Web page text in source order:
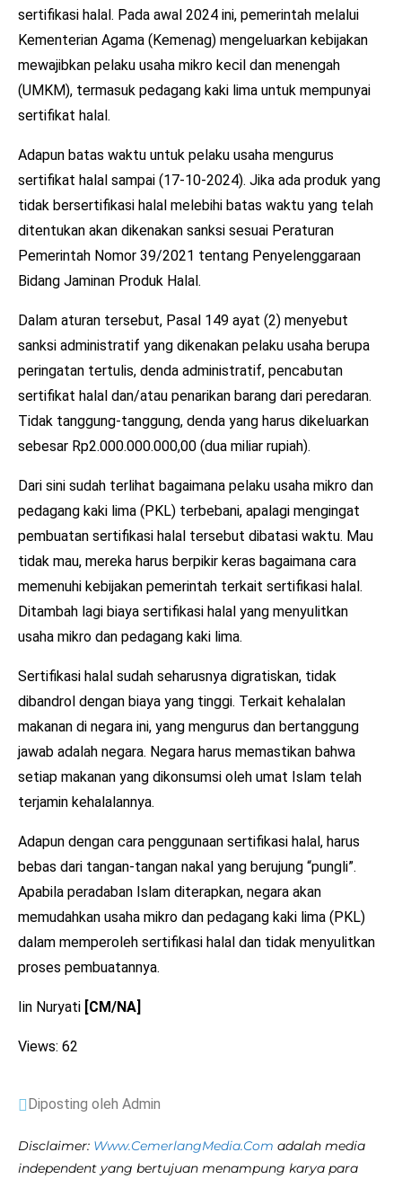
sertifikasi halal. Pada awal 2024 ini, pemerintah melalui
Kementerian Agama (Kemenag) mengeluarkan kebijakan
mewajibkan pelaku usaha mikro kecil dan menengah
(UMKM), termasuk pedagang kaki lima untuk mempunyai
sertifikat halal.
Adapun batas waktu untuk pelaku usaha mengurus
sertifikat halal sampai (17-10-2024). Jika ada produk yang
tidak bersertifikasi halal melebihi batas waktu yang telah
ditentukan akan dikenakan sanksi sesuai Peraturan
Pemerintah Nomor 39/2021 tentang Penyelenggaraan
Bidang Jaminan Produk Halal.
Dalam aturan tersebut, Pasal 149 ayat (2) menyebut
sanksi administratif yang dikenakan pelaku usaha berupa
peringatan tertulis, denda administratif, pencabutan
sertifikat halal dan/atau penarikan barang dari peredaran.
Tidak tanggung-tanggung, denda yang harus dikeluarkan
sebesar Rp2.000.000.000,00 (dua miliar rupiah).
Dari sini sudah terlihat bagaimana pelaku usaha mikro dan
pedagang kaki lima (PKL) terbebani, apalagi mengingat
pembuatan sertifikasi halal tersebut dibatasi waktu. Mau
tidak mau, mereka harus berpikir keras bagaimana cara
memenuhi kebijakan pemerintah terkait sertifikasi halal.
Ditambah lagi biaya sertifikasi halal yang menyulitkan
usaha mikro dan pedagang kaki lima.
Sertifikasi halal sudah seharusnya digratiskan, tidak
dibandrol dengan biaya yang tinggi. Terkait kehalalan
makanan di negara ini, yang mengurus dan bertanggung
jawab adalah negara. Negara harus memastikan bahwa
setiap makanan yang dikonsumsi oleh umat Islam telah
terjamin kehalalannya.
Adapun dengan cara penggunaan sertifikasi halal, harus
bebas dari tangan-tangan nakal yang berujung “pungli”.
Apabila peradaban Islam diterapkan, negara akan
memudahkan usaha mikro dan pedagang kaki lima (PKL)
dalam memperoleh sertifikasi halal dan tidak menyulitkan
proses pembuatannya.
Iin Nuryati [CM/NA]
Views: 62
Diposting oleh Admin
Disclaimer: Www.CemerlangMedia.Com adalah media
independent yang bertujuan menampung karya para